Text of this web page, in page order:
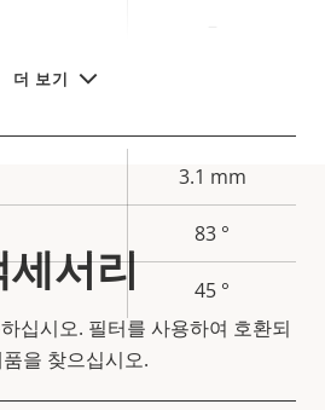
더 보기
3.1 mm
83 °
45 °
세서리
십시오. 필터를 사용하여 호환되
을 찾으십시오.